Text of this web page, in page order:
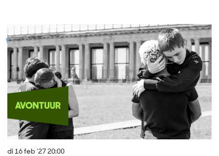
di 16 feb '2720:00